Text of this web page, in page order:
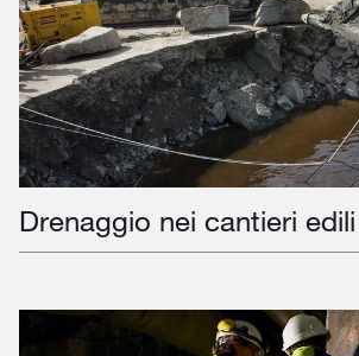
Drenaggio nei cantieri edili